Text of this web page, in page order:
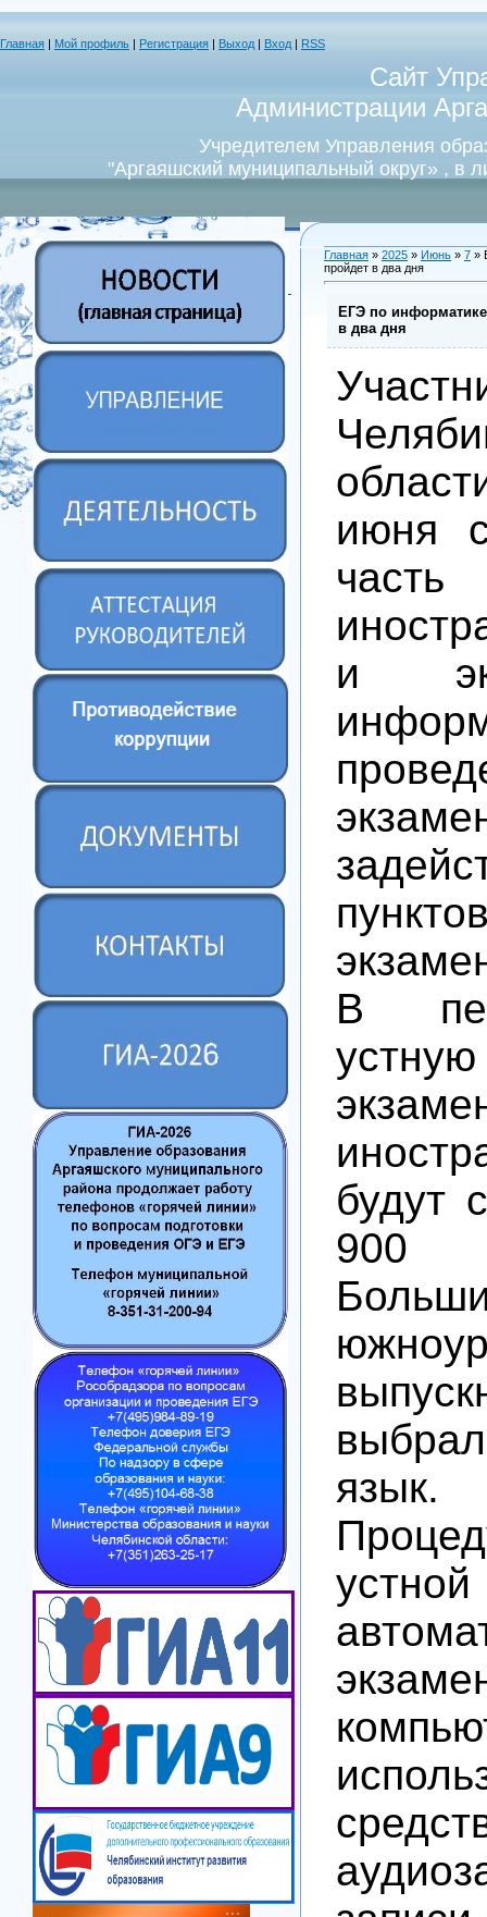
Главная Мой профиль Регистрация Выход Вход RSS
Сайт
Администрации
Учредителем Управления
"Аргаяшский муниципальный округ» , в
Главная » 2025 » Июнь » 7 »
пройдет в два дня
ЕГЭ по
в два дня
июня
часть
и
В
будут
900
язык.